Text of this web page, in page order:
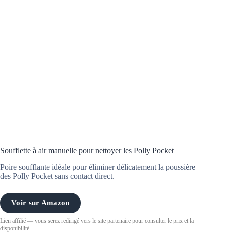
Soufflette à air manuelle pour nettoyer les Polly Pocket
Poire soufflante idéale pour éliminer délicatement la poussière
des Polly Pocket sans contact direct.
Voir sur Amazon
Lien affilié — vous serez redirigé vers le site partenaire pour consulter le prix et la
disponibilité.